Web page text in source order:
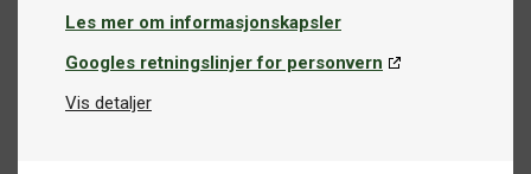
Les mer om informasjonskapsler
Googles retningslinjer for personvern
Vis detaljer